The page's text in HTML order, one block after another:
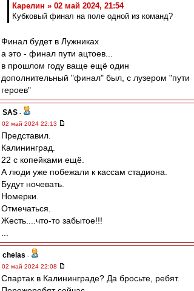
Карелин » 02 май 2024, 21:54
Кубковый финал на поле одной из команд?
Финал будет в Лужниках
а это - финал пути ацтоев...
в прошлом году ваще ещё один
дополнительный "финал" был, с лузером "пути
героев"
SAS -
02 май 2024 22:13
Представил.
Калининград.
22 с копейками ещё.
А люди уже побежали к кассам стадиона.
Будут ночевать.
Номерки.
Отмечаться.
Жесть....что-то забытое!!!
chelas -
02 май 2024 22:08
Спартак в Калининграде? Да бросьте, ребят.